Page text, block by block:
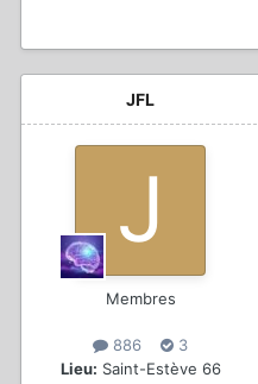
JFL
Membres
886
3
Lieu: Saint-Estève 66